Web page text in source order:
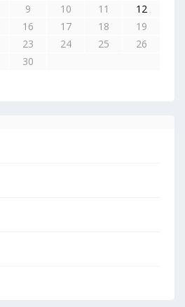
9 10 11
12
16 17 18
19
23 24 25
26
30